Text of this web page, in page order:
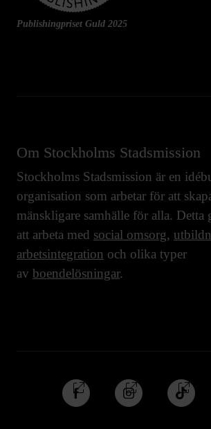
Publishingpriset Guld 2025
Om Stockholms Stadsmission
Stockholms Stadsmission är en
organisation som arbetar för att
mänskligare samhälle för alla. Detta
att arbeta med social omsorg,
arbetsintegration och olika typer
av boendelösningar.
Följ
oss
Följ
oss
Följ
oss